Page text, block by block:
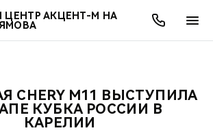
ЦЕНТР АКЦЕНТ-М НА
МОДЕЛИ
ПОКУПАТЕЛЯМ
ВЛАДЕЛЬЦАМ
МИР CHERY
АКЦИИ
ОНЛАЙН СЕРВИСЫ
О КОМПАНИИ
CHERY М11 ВЫСТУПИЛА
КУБКА РОССИИ В
КАРЕЛИИ